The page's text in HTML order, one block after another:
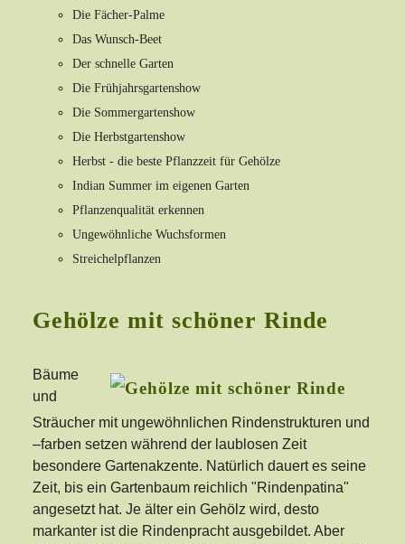
Die Fächer-Palme
Das Wunsch-Beet
Der schnelle Garten
Die Frühjahrsgartenshow
Die Sommergartenshow
Die Herbstgartenshow
Herbst - die beste Pflanzzeit für Gehölze
Indian Summer im eigenen Garten
Pflanzenqualität erkennen
Ungewöhnliche Wuchsformen
Streichelpflanzen
Gehölze mit schöner Rinde
Bäume
und
Sträucher mit ungewöhnlichen Rindenstrukturen und
–farben setzen während der laublosen Zeit
besondere Gartenakzente. Natürlich dauert es seine
Zeit, bis ein Gartenbaum reichlich "Rindenpatina"
angesetzt hat. Je älter ein Gehölz wird, desto
markanter ist die Rindenpracht ausgebildet. Aber